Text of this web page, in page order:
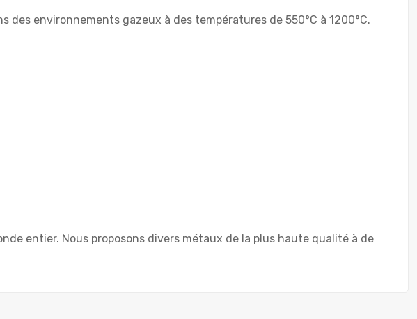
environnements gazeux à des températures de 550°C à 1200°C.
entier. Nous proposons divers métaux de la plus haute qualité à de